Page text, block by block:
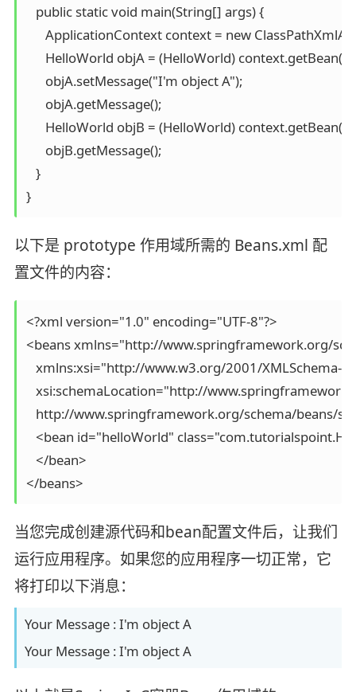
   public static void main(String[] args) {
ApplicationContext context = new
HelloWorld objA = (HelloWorld)
      objA.setMessage("I'm object A");
      objA.getMessage();
HelloWorld objB = (HelloWorld)
      objB.getMessage();
   }
}
以下是 prototype 作用域所需的 Beans.xml 配
置文件的内容：
<?xml version="1.0" encoding="UTF-8"?>
<beans xmlns="http://www.springframework.org/
xmlns:xsi="http://www.w3.org/2001/XMLSchema-
xsi:schemaLocation="http://
http://www.springframework.org/schema/beans/
<bean id="helloWorld"
   </bean>
</beans>
当您完成创建源代码和bean配置文件后，让我们
运行应用程序。如果您的应用程序一切正常，它
将打印以下消息：
Your Message : I'm object A
Your Message : I'm object A